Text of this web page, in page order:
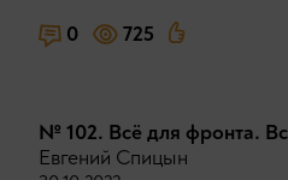
0 725
№ 102. Всё для фронта.
Евгений Спицын